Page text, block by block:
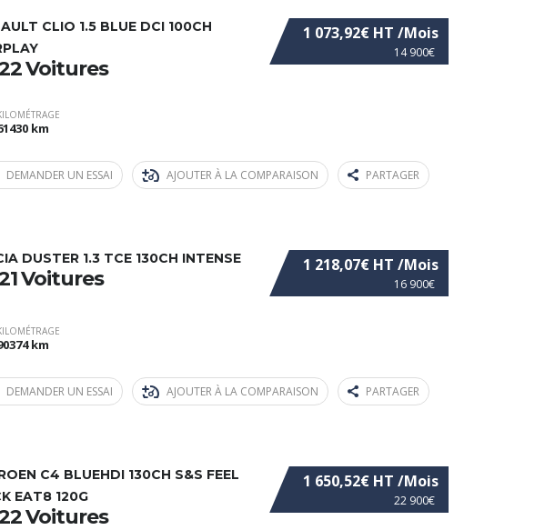
14 900€
1 073,92€ HT /Mois
CLIO 1.5 BLUE DCI 100CH
Voitures
km
DEMANDER UN ESSAI AJOUTER À LA COMPARAISON PARTAGER
16 900€
1 218,07€ HT /Mois
DUSTER 1.3 TCE 130CH INTENSE
Voitures
km
DEMANDER UN ESSAI AJOUTER À LA COMPARAISON PARTAGER
22 900€
1 650,52€ HT /Mois
C4 BLUEHDI 130CH S&S FEEL
EAT8 120G
Voitures